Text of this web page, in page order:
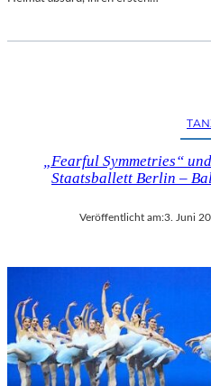
„Fearful Symmetries“
Staatsballett Berlin –
Veröffentlicht am:3. Juni